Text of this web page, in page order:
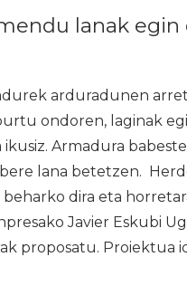
lanak egin
arduradunen
ondoren, laginak
Armadura
lana betetzen.
dira eta
Javier Eskubi
proposatu. Proiektua